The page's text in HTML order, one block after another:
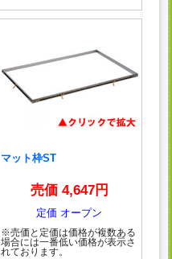
マット枠ST
売価 4,647円
定価 オープン
※売価と定価は価格が複数ある
場合には一番低い価格が表示さ
れております。